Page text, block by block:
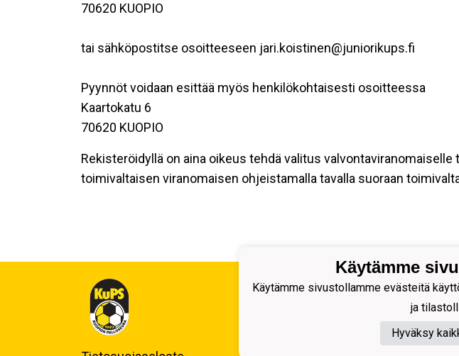
70620 KUOPIO
tai sähköpostitse osoitteeseen jari.koistinen@juniorikups.fi
Pyynnöt voidaan esittää myös henkilökohtaisesti osoitteessa
Kaartokatu 6
70620 KUOPIO
Rekisteröidyllä on aina oikeus tehdä valitus
toimivaltaisen viranomaisen ohjeistamalla tavalla suoraan
Kuopion Palloseura ry
Aulis Rytkösen Katu 1,
Y-tunnus: 0281218-4
Käytämme
Käytämme sivustollamme evästeitä
ja
Hyväksy